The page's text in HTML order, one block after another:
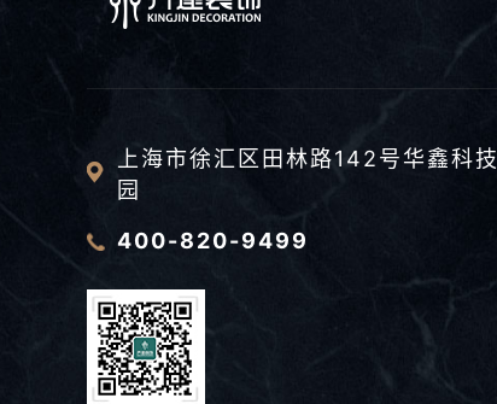
上海市徐汇区田林路142号华鑫科技
园
400-820-9499